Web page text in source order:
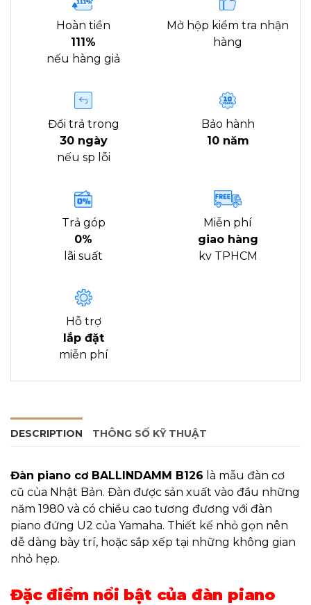
Hoàn tiền
111%
nếu hàng giả
Mở hộp kiểm tra nhận
hàng
Đổi trả trong
30 ngày
nếu sp lỗi
Bảo hành
10 năm
Trả góp
0%
lãi suất
Miễn phí
giao hàng
kv TPHCM
Hỗ trợ
lắp đặt
miễn phí
DESCRIPTION THÔNG SỐ KỸ THUẬT
Đàn piano cơ BALLINDAMM B126 là mẫu đàn cơ
cũ của Nhật Bản. Đàn được sản xuất vào đầu những
năm 1980 và có chiều cao tương đương với đàn
piano đứng U2 của Yamaha. Thiết kế nhỏ gọn nên
dễ dàng bày trí, hoặc sắp xếp tại những không gian
nhỏ hẹp.
Đặc điểm nổi bật của đàn piano